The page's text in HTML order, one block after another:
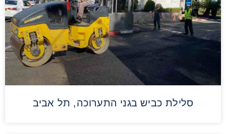
סלילת כביש בגני התערוכה, תל אביב